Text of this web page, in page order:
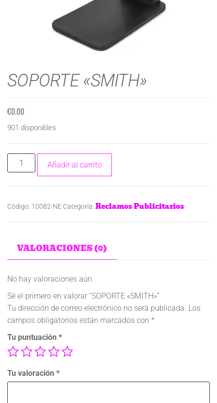
SOPORTE «SMITH»
€0.00
901 disponibles
Añadir al carrito
Código: 10082-NE Categoría: Reclamos Publicitarios
VALORACIONES (0)
No hay valoraciones aún.
Sé el primero en valorar “SOPORTE «SMITH»”
Tu dirección de correo electrónico no será publicada. Los
campos obligatorios están marcados con *
Tu puntuación *
Tu valoración *